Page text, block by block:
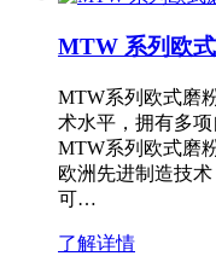
MTW 系列欧
MTW系列欧式磨
术水平，拥有多
MTW系列欧式磨
欧洲先进制造技
可…
了解详情